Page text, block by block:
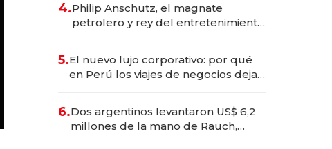
4.Philip Anschutz, el magnate
petrolero y rey del entretenimiento
5.El nuevo lujo corporativo: por qué
en Perú los viajes de negocios dejan
en experiencias transformadoras
6.Dos argentinos levantaron US$ 6,2
millones de la mano de Rauch,